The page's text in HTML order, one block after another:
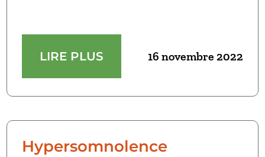
LIRE PLUS 16 novembre 2022
Hypersomnolence